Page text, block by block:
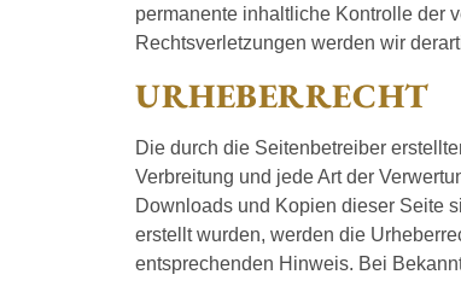
permanente inhaltliche Kontrolle der
Rechtsverletzungen werden wir
URHEBERRECHT
Die durch die Seitenbetreiber
Verbreitung und jede Art der
Downloads und Kopien dieser Seite
erstellt wurden, werden die
entsprechenden Hinweis. Bei